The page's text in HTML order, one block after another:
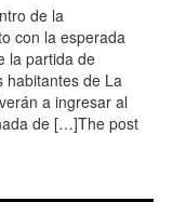
de la
con la esperada
la partida de
habitantes de La
a ingresar al
de […]The post